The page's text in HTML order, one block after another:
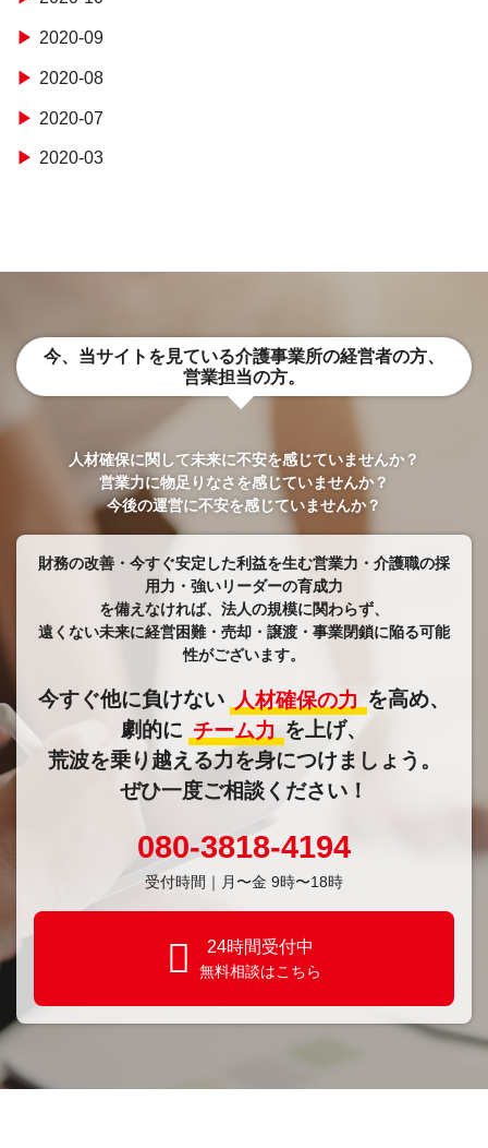
2020-09
2020-08
2020-07
2020-03
今、当サイトを見ている介護事業所の経営者の方、
営業担当の方。
人材確保に関して未来に不安を感じていませんか？
営業力に物足りなさを感じていませんか？
今後の運営に不安を感じていませんか？
財務の改善・今すぐ安定した利益を生む営業力・介護職の採
用力・強いリーダーの育成力
​​​​​​​を備えなければ、法人の規模に関わらず、
遠くない未来に経営困難・売却・譲渡・事業閉鎖に陥る可能
性がございます。
今すぐ他に負けない 人材確保の力 を高め、
劇的に チーム力 を上げ、
荒波を乗り越える力を身につけましょう。
ぜひ一度ご相談ください！
080-3818-4194
受付時間｜⽉〜金 9時〜18時
24時間受付中
無料相談はこちら